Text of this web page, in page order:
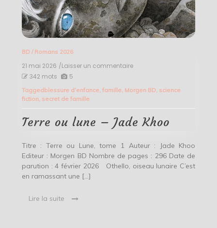
BD/ Romans 2026
21 mai 2026 /Laisser un commentaireon
lune
Khoo
342 mots 5
Taggedblessure d’enfance, famille, Morgen BD, science
fiction, secret de famille
Terre ou lune – Jade Khoo
Titre : Terre ou Lune, tome 1 Auteur : Jade Khoo
Editeur : Morgen BD Nombre de pages : 296 Date de
parution : 4 février 2026 Othello, oiseau lunaire C’est
en ramassant une […]
Lire la suite